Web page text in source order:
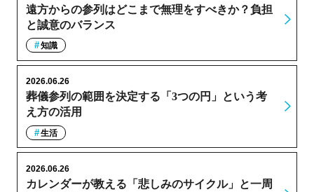
遠方からの参列はどこまで無理をすべきか？負担
と誠意のバランス
知識
葬儀参列の範囲を決定する「3つの円」という考
え方の活用
2026.06.26
生活
カレンダーが教える「悲しみのサイクル」と一周
2026.06.26